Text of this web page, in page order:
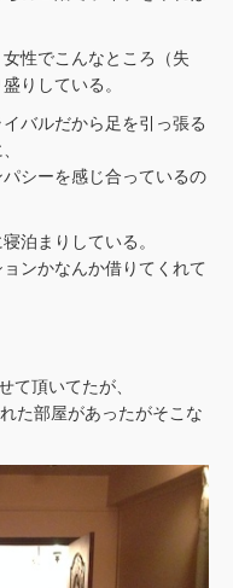
女性でこんなところ（失
りしている。
バルだから足を引っ張る
シーを感じ合っているの
泊まりしている。
ンかなんか借りてくれて
て頂いてたが、
た部屋があったがそこな